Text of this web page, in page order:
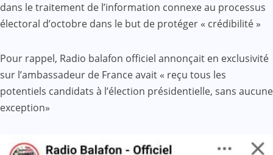
dans le traitement de l’information connexe au processus
électoral d’octobre dans le but de protéger « crédibilité »
Pour rappel, Radio balafon officiel annonçait en exclusivité
sur l’ambassadeur de France avait « reçu tous les
potentiels candidats à l’élection présidentielle, sans aucune
exception»